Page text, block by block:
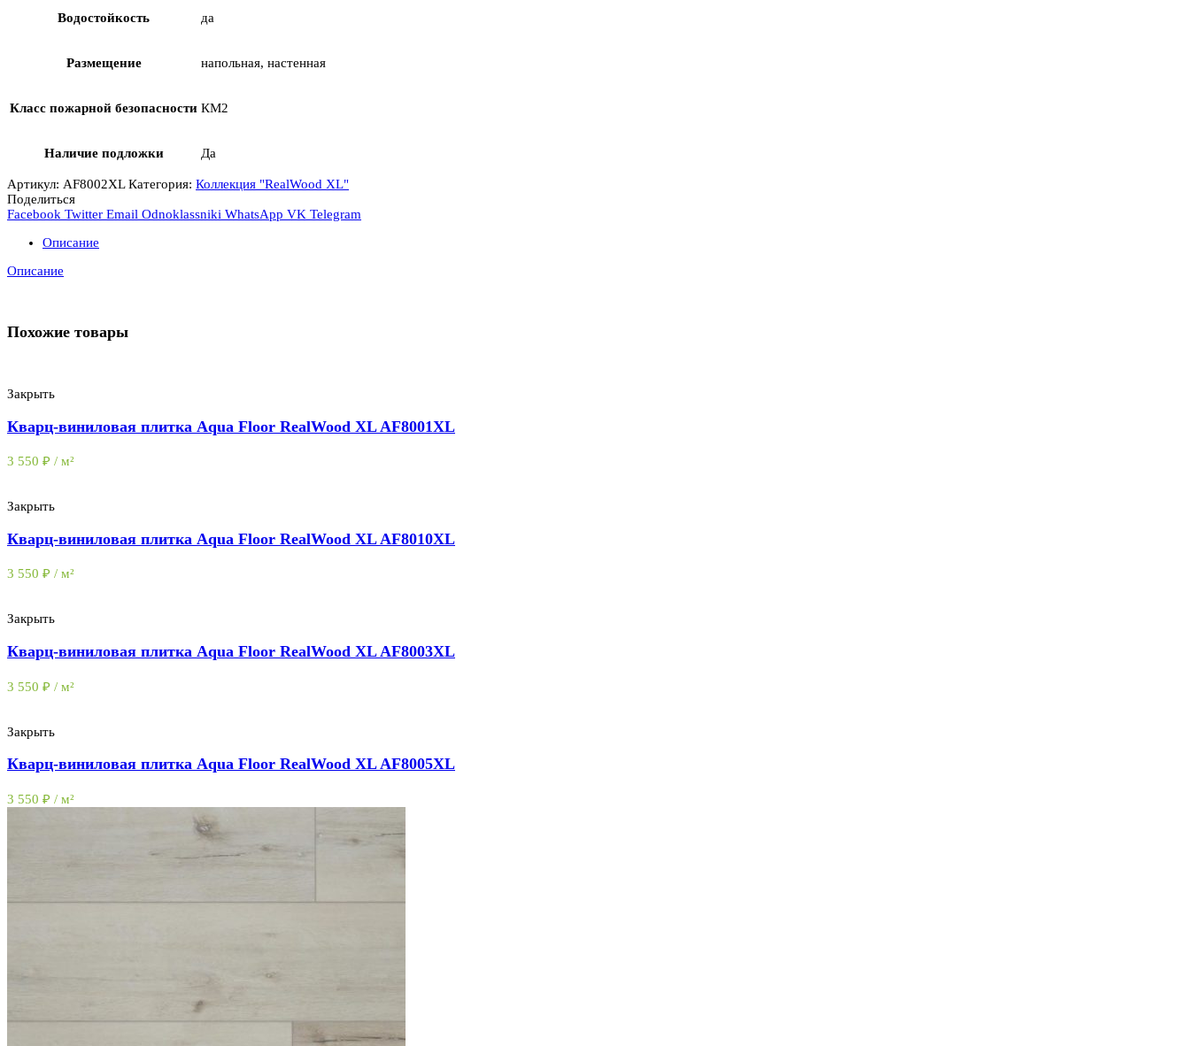
Водостойкость да
Размещение напольная, настенная
Класс пожарной безопасности КМ2
Наличие подложки Да
Артикул: AF8002XL Категория: Коллекция "RealWood XL"
Поделиться
Facebook Twitter Email Odnoklassniki WhatsApp VK Telegram
Описание
Описание
Похожие товары
Закрыть
Кварц-виниловая плитка Aqua Floor RealWood XL AF8001XL
3 550 ₽ / м²
Закрыть
Кварц-виниловая плитка Aqua Floor RealWood XL AF8010XL
3 550 ₽ / м²
Закрыть
Кварц-виниловая плитка Aqua Floor RealWood XL AF8003XL
3 550 ₽ / м²
Закрыть
Кварц-виниловая плитка Aqua Floor RealWood XL AF8005XL
3 550 ₽ / м²